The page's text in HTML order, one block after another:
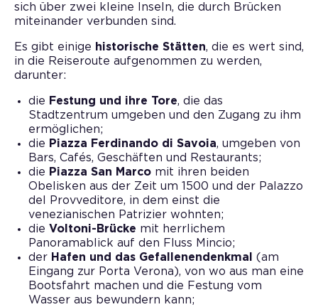
sich über zwei kleine Inseln, die durch Brücken
miteinander verbunden sind.
Es gibt einige historische Stätten, die es wert sind,
in die Reiseroute aufgenommen zu werden,
darunter:
die Festung und ihre Tore, die das
Stadtzentrum umgeben und den Zugang zu ihm
ermöglichen;
die Piazza Ferdinando di Savoia, umgeben von
Bars, Cafés, Geschäften und Restaurants;
die Piazza San Marco mit ihren beiden
Obelisken aus der Zeit um 1500 und der Palazzo
del Provveditore, in dem einst die
venezianischen Patrizier wohnten;
die Voltoni-Brücke mit herrlichem
Panoramablick auf den Fluss Mincio;
der Hafen und das Gefallenendenkmal
(am
Eingang zur Porta Verona), von wo aus man eine
Bootsfahrt machen und die Festung vom
Wasser aus bewundern kann;